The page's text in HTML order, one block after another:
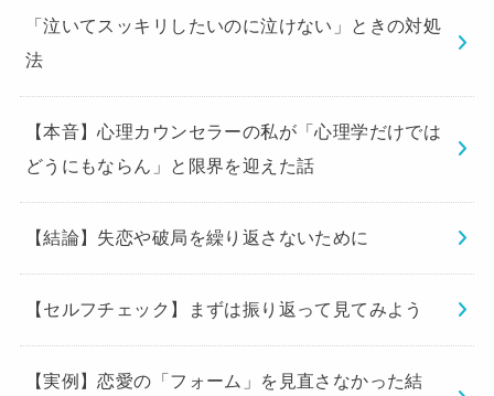
「泣いてスッキリしたいのに泣けない」ときの対処
法
【本音】心理カウンセラーの私が「心理学だけでは
どうにもならん」と限界を迎えた話
【結論】失恋や破局を繰り返さないために
【セルフチェック】まずは振り返って見てみよう
【実例】恋愛の「フォーム」を見直さなかった結